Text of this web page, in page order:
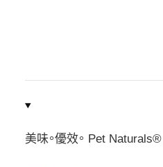
美味。優效。 Pet